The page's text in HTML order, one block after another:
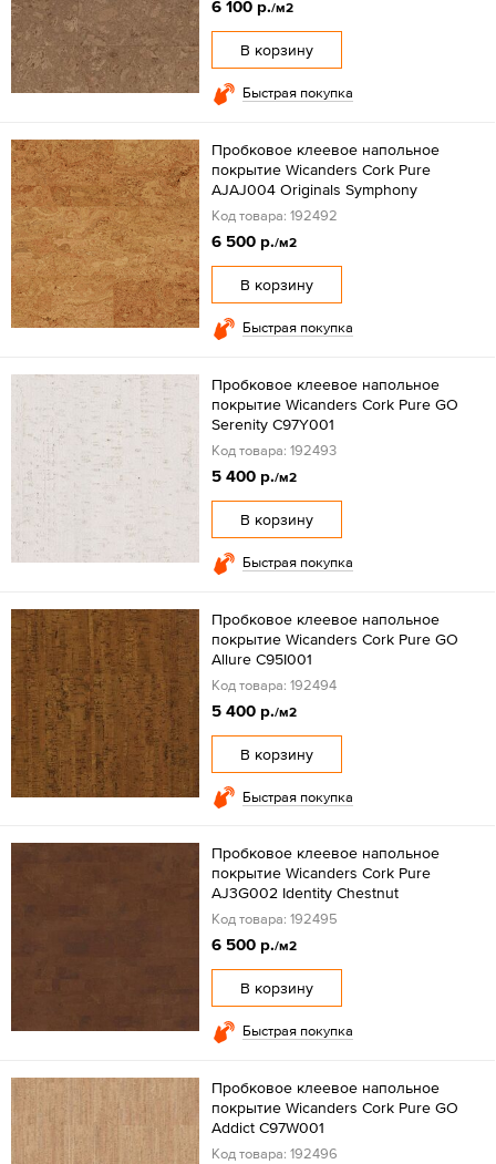
6 100 р./м2
В корзину
Быстрая покупка
Пробковое клеевое напольное
покрытие Wicanders Cork Pure
AJAJ004 Originals Symphony
Код товара: 192492
6 500 р./м2
В корзину
Быстрая покупка
Пробковое клеевое напольное
покрытие Wicanders Cork Pure GO
Serenity C97Y001
Код товара: 192493
5 400 р./м2
В корзину
Быстрая покупка
Пробковое клеевое напольное
покрытие Wicanders Cork Pure GO
Allure C95I001
Код товара: 192494
5 400 р./м2
В корзину
Быстрая покупка
Пробковое клеевое напольное
покрытие Wicanders Cork Pure
AJ3G002 Identity Chestnut
Код товара: 192495
6 500 р./м2
В корзину
Быстрая покупка
Пробковое клеевое напольное
покрытие Wicanders Cork Pure GO
Addict C97W001
Код товара: 192496